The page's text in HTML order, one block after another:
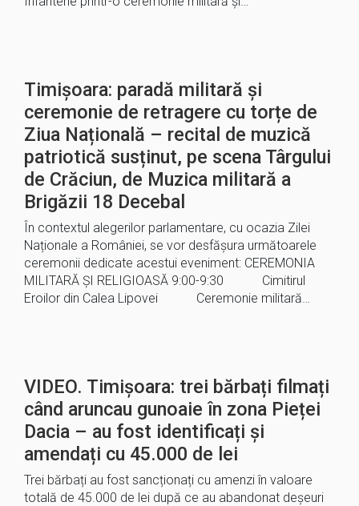
Timișoara: paradă militară și
ceremonie de retragere cu torțe de
Ziua Națională – recital de muzică
patriotică susținut, pe scena Târgului
de Crăciun, de Muzica militară a
Brigăzii 18 Decebal
În contextul alegerilor parlamentare, cu ocazia Zilei
Naționale a României, se vor desfășura următoarele
ceremonii dedicate acestui eveniment: CEREMONIA
MILITARĂ ȘI RELIGIOASĂ 9:00-9:30 Cimitirul
Eroilor din Calea Lipovei Ceremonie militară…
VIDEO. Timișoara: trei bărbați filmați
când aruncau gunoaie în zona Pieței
Dacia – au fost identificați și
amendați cu 45.000 de lei
Trei bărbați au fost sancționați cu amenzi în valoare
totală de 45.000 de lei după ce au abandonat deșeuri